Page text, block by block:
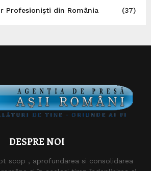
Profesioniști din România
(37)
DESPRE NOI
scop , aprofundarea si consolidarea